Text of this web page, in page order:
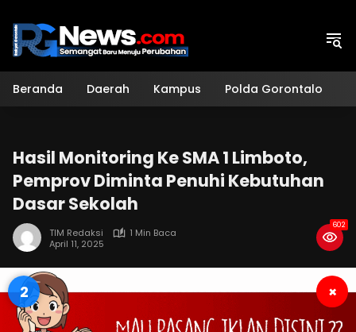
konten
Beranda Daerah Kampus Polda Gorontalo
Hasil Monitoring Ke SMA 1 Limboto,
Pemprov Diminta Penuhi Kebutuhan
Dasar Sekolah
TIM Redaksi
1 Min Baca
April 11, 2025
602
1 ×